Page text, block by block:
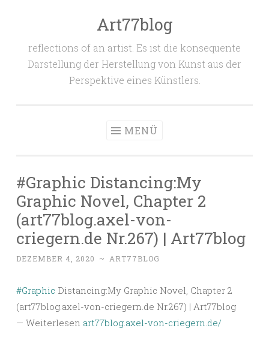
Art77blog
reflections of an artist. Es ist die konsequente
Darstellung der Herstellung von Kunst aus der
Perspektive eines Künstlers.
MENÜ
#Graphic Distancing:My
Graphic Novel, Chapter 2
(art77blog.axel-von-
criegern.de Nr.267) | Art77blog
DEZEMBER 4, 2020 ~ ART77BLOG
#Graphic Distancing:My Graphic Novel, Chapter 2
(art77blog.axel-von-criegern.de Nr.267) | Art77blog
— Weiterlesen art77blog.axel-von-criegern.de/